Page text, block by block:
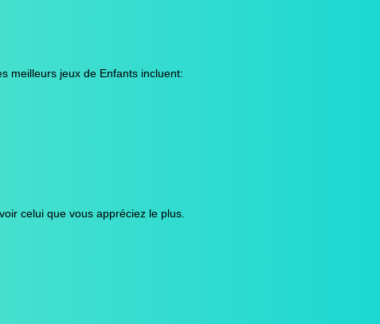
meilleurs jeux de Enfants incluent:
celui que vous appréciez le plus.